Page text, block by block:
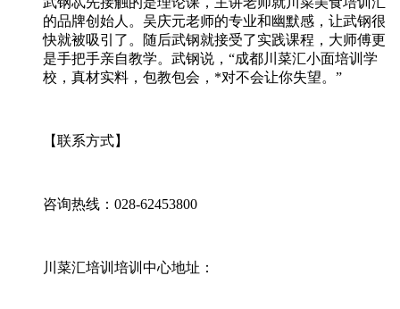
的品牌创始人。吴庆元老师的专业和幽默感，让武钢很
快就被吸引了。随后武钢就接受了实践课程，大师傅更
是手把手亲自教学。武钢说，“成都川菜汇小面培训学
校，真材实料，包教包会，*对不会让你失望。”
【联系方式】
咨询热线：028-62453800
川菜汇培训培训中心地址：